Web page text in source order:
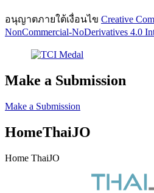
อนุญาตภายใต้เงื่อนไข Creative
NonCommercial-NoDerivatives 4.0
Make a Submission
Make a Submission
HomeThaiJO
Home ThaiJO